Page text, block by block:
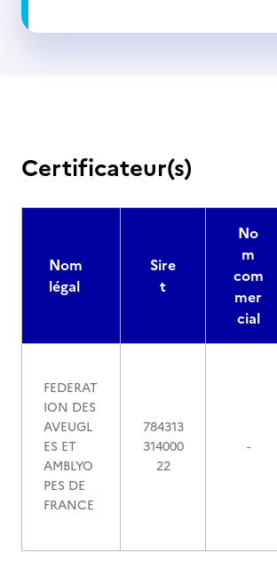
Certificateur(s)
Nom
légal
Sire
t
No
m
com
mer
cial
FEDERAT
ION DES
AVEUGL
ES ET
AMBLYO
PES DE
FRANCE
784313
314000
22
-